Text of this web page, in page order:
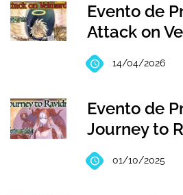
Evento de
Attack on
14/04/2026
Evento de
Journey to
01/10/2025